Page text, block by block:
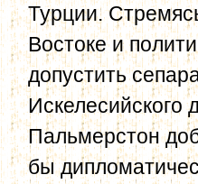
Турции.
Востоке и
допустить
Искелесийского
Пальмерстон
бы